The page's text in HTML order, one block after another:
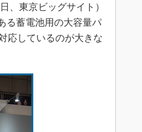
、東京ビッグサイト）
る蓄電池用の大容量パ
応しているのが大きな